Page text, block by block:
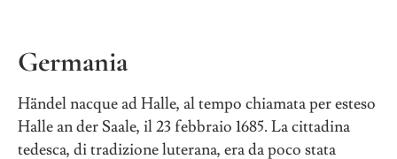
Germania
Händel nacque ad Halle, al tempo chiamata per esteso
Halle an der Saale, il 23 febbraio 1685. La cittadina
tedesca, di tradizione luterana, era da poco stata